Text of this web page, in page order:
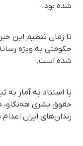
شده بود.
تا زمان تنظیم این
حکومتی به ویژه
شده است.
با استناد به آمار به
زندان‌های ایران